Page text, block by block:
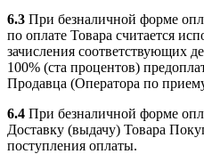
6.3 При безналичной форме
по оплате Товара считается
зачисления соответствующих
100% (ста процентов)
Продавца (Оператора по
6.4 При безналичной форме
Доставку (выдачу) Товара
поступления оплаты.